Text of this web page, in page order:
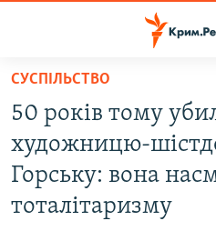
Перейти
основного
матеріалу
Перейти
до
основної
ВОДА.КРИМ
ВІДЕО ТА ФОТО
ПОЛІТИКА
СУСПІЛЬСТВО
50 років тому
художницю-
Горську: вона
тоталітаризму